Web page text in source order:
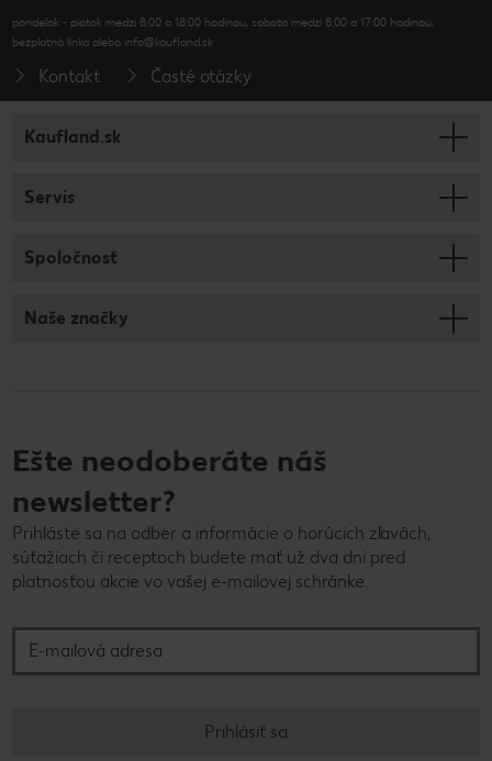
pondelok - piatok medzi 8:00 a 18:00 hodinou, sobota medzi 8:00 a 17:00 hodinou,
bezplatná linka alebo info@kaufland.sk
Kontakt Časté otázky
Kaufland.sk
Servis
Spoločnosť
Naše značky
Ešte neodoberáte náš
newsletter?
Prihláste sa na odber a informácie o horúcich zľavách,
súťažiach či receptoch budete mať už dva dni pred
platnosťou akcie vo vašej e-mailovej schránke.
Prihlásiť sa